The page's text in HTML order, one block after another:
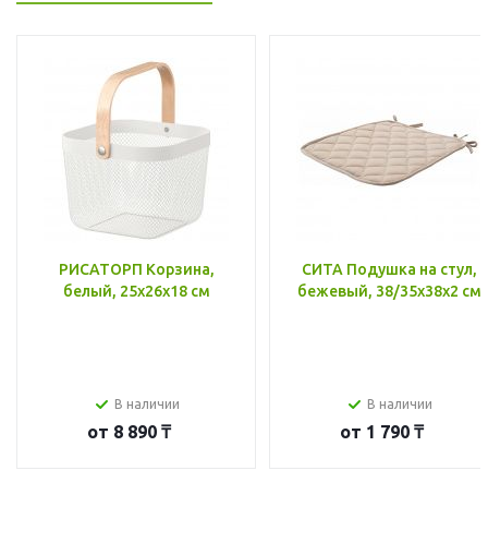
РИСАТОРП Корзина,
белый, 25x26x18 см
В наличии
от 8 890 ₸
СИТА Подушка на стул,
бежевый, 38/35x38x2 см
В наличии
от 1 790 ₸